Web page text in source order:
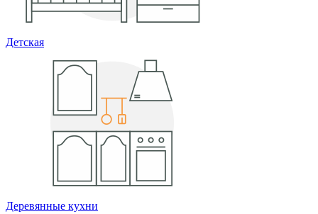
Детская
Деревянные кухни